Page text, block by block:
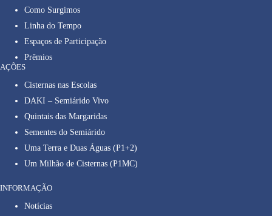
Como Surgimos
Linha do Tempo
Espaços de Participação
Prêmios
AÇÕES
Cisternas nas Escolas
DAKI – Semiárido Vivo
Quintais das Margaridas
Sementes do Semiárido
Uma Terra e Duas Águas (P1+2)
Um Milhão de Cisternas (P1MC)
INFORMAÇÃO
Notícias